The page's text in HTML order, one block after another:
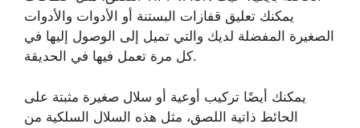
يمكنك تعليق قفازات البستنة أو الأدوات والأدوات
الصغيرة المفضلة لديك والتي تميل إلى الوصول إليها في
كل مرة تعمل فيها في الحديقة.
يمكنك أيضًا تركيب أوعية أو سلال صغيرة مثبتة على
الحائط ذاتية اللصق، مثل هذه السلال السلكية من